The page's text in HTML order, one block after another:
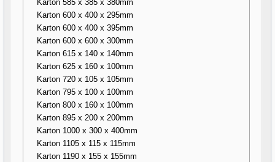
Karton 585 x 385 x 380mm
Karton 600 x 400 x 295mm
Karton 600 x 400 x 395mm
Karton 600 x 600 x 300mm
Karton 615 x 140 x 140mm
Karton 625 x 160 x 100mm
Karton 720 x 105 x 105mm
Karton 795 x 100 x 100mm
Karton 800 x 160 x 100mm
Karton 895 x 200 x 200mm
Karton 1000 x 300 x 400mm
Karton 1105 x 115 x 115mm
Karton 1190 x 155 x 155mm